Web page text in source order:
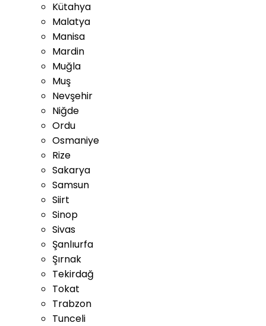
Kütahya
Malatya
Manisa
Mardin
Muğla
Muş
Nevşehir
Niğde
Ordu
Osmaniye
Rize
Sakarya
Samsun
Siirt
Sinop
Sivas
Şanlıurfa
Şırnak
Tekirdağ
Tokat
Trabzon
Tunceli